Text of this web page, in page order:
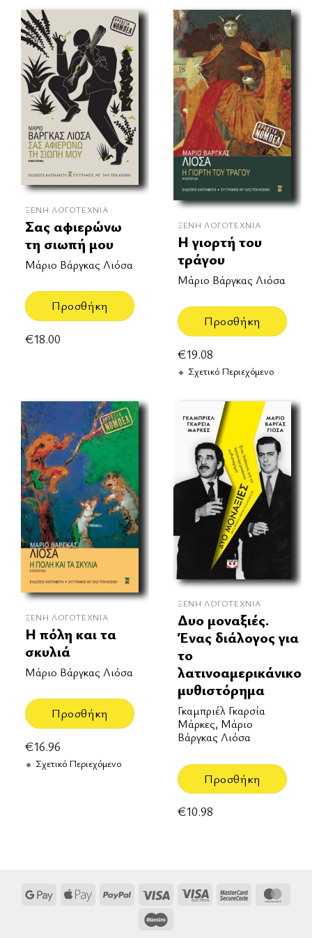
ΞΈΝΗ ΛΟΓΟΤΕΧΝΊΑ
Σας αφιερώνω
τη σιωπή μου
Μάριο Βάργκας Λιόσα
Προσθήκη
€18.00
ΞΈΝΗ ΛΟΓΟΤΕΧΝΊΑ
Η γιορτή του
τράγου
Μάριο Βάργκας Λιόσα
Προσθήκη
€19.08
Σχετικό Περιεχόμενο
ΞΈΝΗ ΛΟΓΟΤΕΧΝΊΑ
Η πόλη και τα
σκυλιά
Μάριο Βάργκας Λιόσα
Προσθήκη
€16.96
Σχετικό Περιεχόμενο
ΞΈΝΗ ΛΟΓΟΤΕΧΝΊΑ
Δυο μοναξιές.
Ένας διάλογος για
το
λατινοαμερικάνικο
μυθιστόρημα
Γκαμπριέλ Γκαρσία
Μάρκες, Μάριο
Βάργκας Λιόσα
Προσθήκη
€10.98
Google Apple
PayPal Visa
Visa
MasterCard